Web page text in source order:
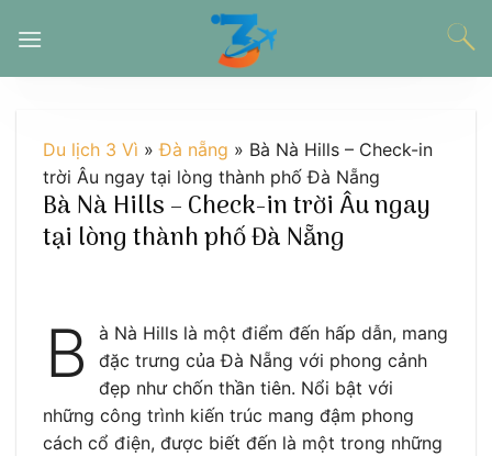
đến
Du lịch 3 Vì »Đà nẵng » Bà Nà Hills – Check-in
trời Âu ngay tại lòng thành phố Đà Nẵng
Bà Nà Hills – Check-in trời Âu ngay
tại lòng thành phố Đà Nẵng
B
à Nà Hills là một điểm đến hấp dẫn, mang
đặc trưng của Đà Nẵng với phong cảnh
đẹp như chốn thần tiên. Nổi bật với
những công trình kiến trúc mang đậm phong
cách cổ điện, được biết đến là một trong những